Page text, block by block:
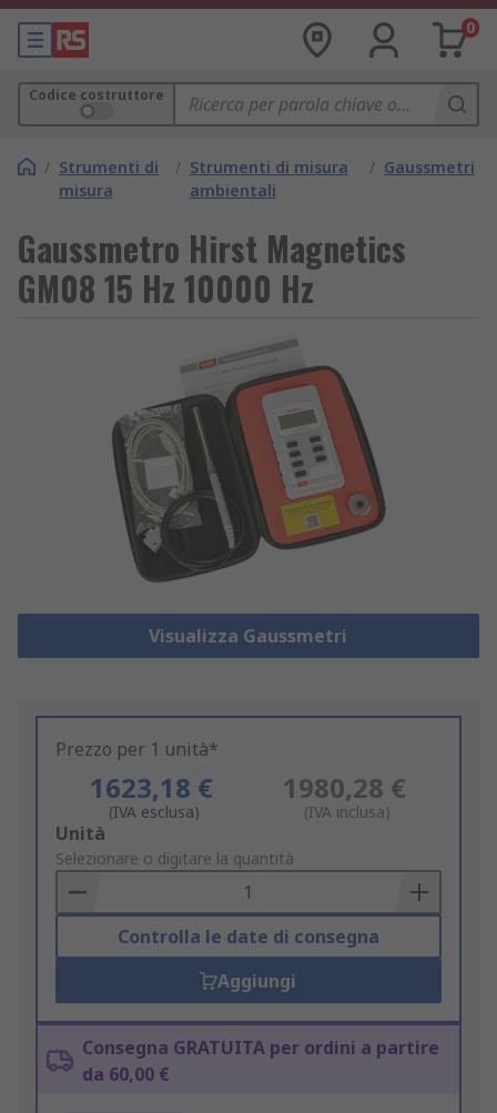
0
Codice costruttore
/ Strumenti di
misura
/ Strumenti di misura
ambientali
/ Gaussmetri
Gaussmetro Hirst Magnetics
GM08 15 Hz 10000 Hz
Visualizza Gaussmetri
Prezzo per 1 unità*
1623,18 €
(IVA esclusa)
1980,28 €
(IVA inclusa)
Add
to
Basket
Unità
Selezionare o digitare la quantità
Controlla le date di consegna
Aggiungi
Consegna GRATUITA per ordini a partire
da 60,00 €